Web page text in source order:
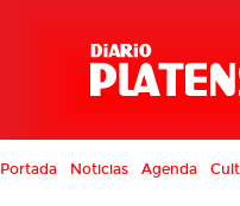
Portada Noticias Agenda